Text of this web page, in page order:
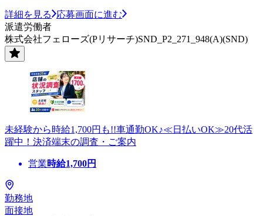
詳細を見る
応募画面に進む
派遣労働者
株式会社フェローズ(Pリサーチ)SND_P2_271_948(A)(SND)
未経験から時給1,700円も!!車通勤OK♪≪日払いOK≫20代活
躍中！決済端末の調査・ご案内
営業時給1,700円
勤務地
面接地